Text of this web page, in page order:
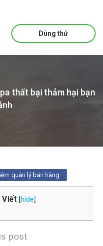
Dùng thử
thất bại thảm hại bạn
quản lý bán hàng
Viết [hide
post